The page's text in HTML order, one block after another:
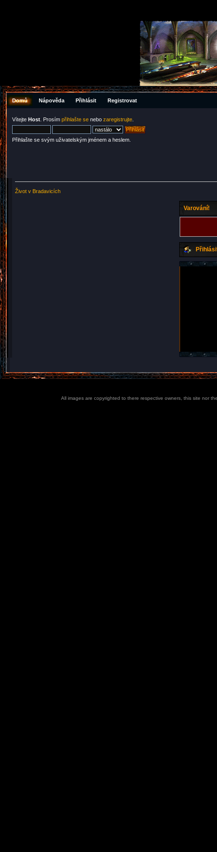
Domů Nápověda Přihlásit Registrovat
Vítejte Host . Prosím přihlašte se nebo zaregistrujte
Přihlašte se svým uživatelským jménem a heslem.
Život v Bradavicích
Varování!
All images are copyrighted to there respective owners, this site nor